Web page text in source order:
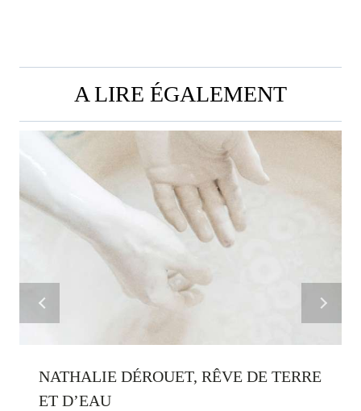
A LIRE ÉGALEMENT
NATHALIE DÉROUET, RÊVE DE TERRE
ET D’EAU